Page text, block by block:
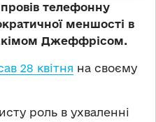
телефонну
меншості в
Джеффрісом.
28 квітня на своєму
роль в ухваленні